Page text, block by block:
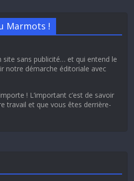
Marmots !
site sans publicité… et qui entend le
notre démarche éditoriale avec
! L’important c’est de savoir
travail et que vous êtes derrière-